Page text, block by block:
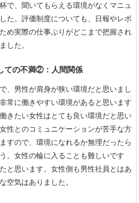
で、聞いてもらえる環境がなくマニュ
た。評価制度についても、日報やレポ
め実際の仕事ぶりがどこまで把握され
した。
ての不満②：人間関係
、男性が肩身が狭い環境だと思いまし
常に働きやすい環境があると思います
きたい女性はとても良い環境だと思い
性とのコミュニケーションが苦手な方
すので、環境になれるか無理だったら
。女性の輪に入ることも難しいです
と思います。女性側も男性社員とはあ
空気はありました。